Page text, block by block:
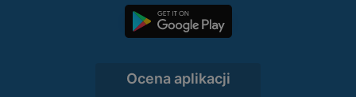
Ocena aplikacji